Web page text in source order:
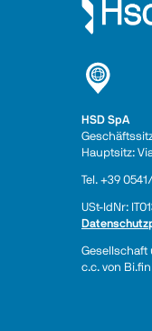
HSD SpA
Hauptsitz:
Tel. +39
USt-IdNr:
Gesellschaft
c.c. von